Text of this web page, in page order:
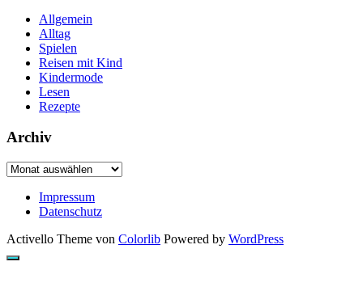
Allgemein
Alltag
Spielen
Reisen mit Kind
Kindermode
Lesen
Rezepte
Archiv
Archiv
Impressum
Datenschutz
Activello Theme von Colorlib Powered by WordPress